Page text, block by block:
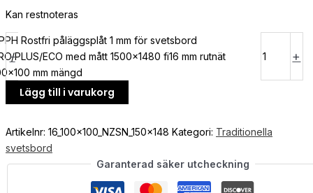
Kan restnoteras
-
Rostfri påläggsplåt 1 mm för svetsbord
PLUS/ECO med mått 1500x1480 fi16 mm rutnät
mm mängd
+
Lägg till i varukorg
Artikelnr: 16_100x100_NZSN_150x148 Kategori: Traditionella
svetsbord
Garanterad säker utcheckning